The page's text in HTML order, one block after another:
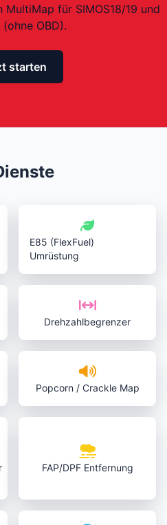
für SIMOS18/19 und
OBD).
starten
E85 (FlexFuel)
Umrüstung
Drehzahlbegrenzer
Popcorn / Crackle Map
FAP/DPF Entfernung